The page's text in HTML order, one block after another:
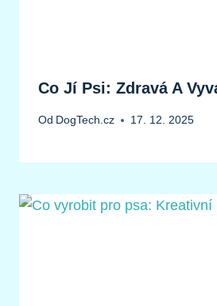
Co Jí Psi: Zdravá A
Od DogTech.cz 17. 12. 2025